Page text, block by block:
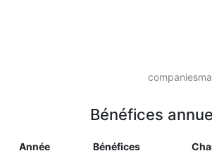
Bénéfices
Année Bénéfices